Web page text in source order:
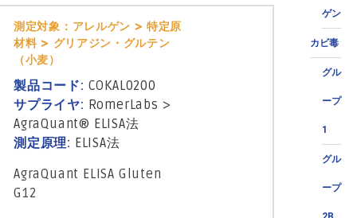
ゲン
カビ毒
グル
ープ
1
グル
ープ
測定対象：アレルゲン > 特定原
材料 > グリアジン・グルテン
（小麦）
製品コード: COKAL0200
サプライヤ: RomerLabs >
AgraQuant® ELISA法
測定原理: ELISA法
AgraQuant ELISA Gluten
G12